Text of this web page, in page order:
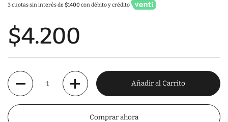
3 cuotas sin interés de$1400 con débito y crédito
$4.200
Cantidad
Añadir al Carrito
Comprar ahora